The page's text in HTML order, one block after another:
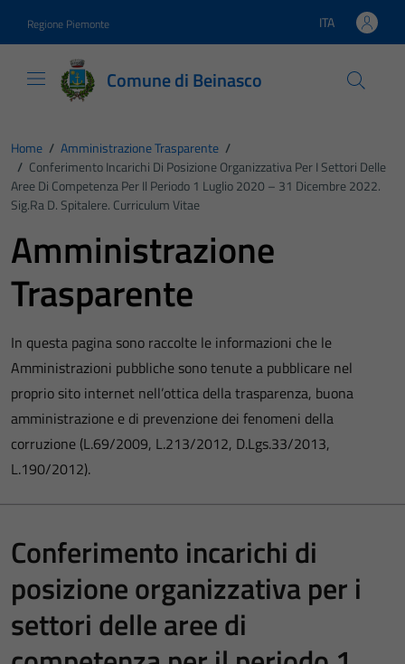
Regione Piemonte Lingua attiva:
ITA
Comune di Beinasco
Home / Amministrazione Trasparente /
/ Conferimento Incarichi Di Posizione Organizzativa Per I Settori Delle
Aree Di Competenza Per Il Periodo 1 Luglio 2020 – 31 Dicembre 2022.
Sig.ra D. Spitalere. Curriculum Vitae
Amministrazione
Trasparente
In questa pagina sono raccolte le informazioni che le
Amministrazioni pubbliche sono tenute a pubblicare nel
proprio sito internet nell’ottica della trasparenza, buona
amministrazione e di prevenzione dei fenomeni della
corruzione (L.69/2009, L.213/2012, D.Lgs.33/2013,
L.190/2012).
Conferimento incarichi di
posizione organizzativa per i
settori delle aree di